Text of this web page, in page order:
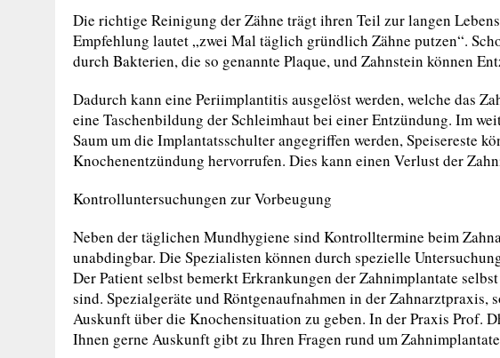
Die richtige Reinigung der Zähne trägt ihren Teil zur langen
Empfehlung lautet „zwei Mal täglich gründlich Zähne putzen“.
durch Bakterien, die so genannte Plaque, und Zahnstein können
Dadurch kann eine Periimplantitis ausgelöst werden, welche das
eine Taschenbildung der Schleimhaut bei einer Entzündung. Im
Saum um die Implantatsschulter angegriffen werden, Speisereste
Knochenentzündung hervorrufen. Dies kann einen Verlust der
Kontrolluntersuchungen zur Vorbeugung
Neben der täglichen Mundhygiene sind Kontrolltermine beim
unabdingbar. Die Spezialisten können durch spezielle
Der Patient selbst bemerkt Erkrankungen der Zahnimplantate
sind. Spezialgeräte und Röntgenaufnahmen in der Zahnarztpraxis,
Auskunft über die Knochensituation zu geben. In der Praxis Prof.
Ihnen gerne Auskunft gibt zu Ihren Fragen rund um